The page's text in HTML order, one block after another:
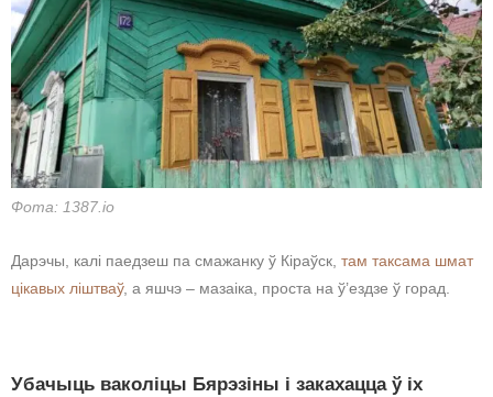
Фота: 1387.io
Дарэчы, калі паедзеш па смажанку ў Кіраўск, там таксама шмат
цікавых ліштваў, а яшчэ – мазаіка, проста на ў’ездзе ў горад.
Убачыць ваколіцы Бярэзіны і закахацца ў іх